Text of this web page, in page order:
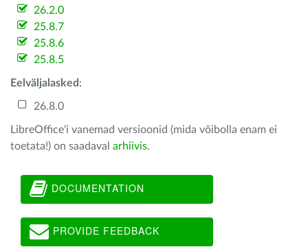
26.2.0
25.8.7
25.8.6
25.8.5
Eelväljalasked :
26.8.0
LibreOffice'i vanemad versioonid (mida võibolla enam ei
toetata!) on saadaval arhiivis.
DOCUMENTATION
PROVIDE FEEDBACK